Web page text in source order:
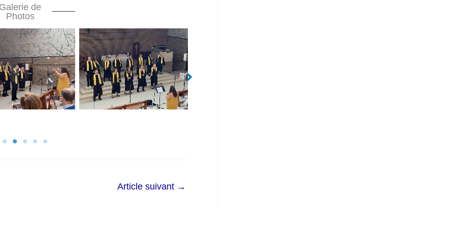
Galerie de
Photos
ALLEGRA
Juin 2022
Concert ALLEGRA
Villepreux Juin 2022
Article suivant →